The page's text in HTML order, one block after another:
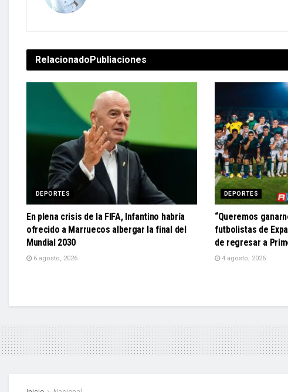
RelacionadoPubliaciones
DEPORTES
En plena crisis de la FIFA, Infantino habría
ofrecido a Marruecos albergar la final del
Mundial 2030
6 agosto, 2026
DEPORTES
“Queremos
futbolistas de
de regresar a
4 agosto, 2026